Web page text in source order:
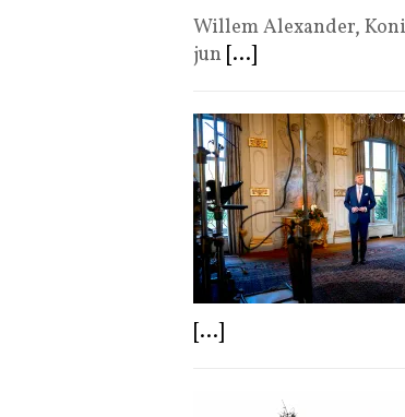
Willem Alexander,
jun [...]
[...]